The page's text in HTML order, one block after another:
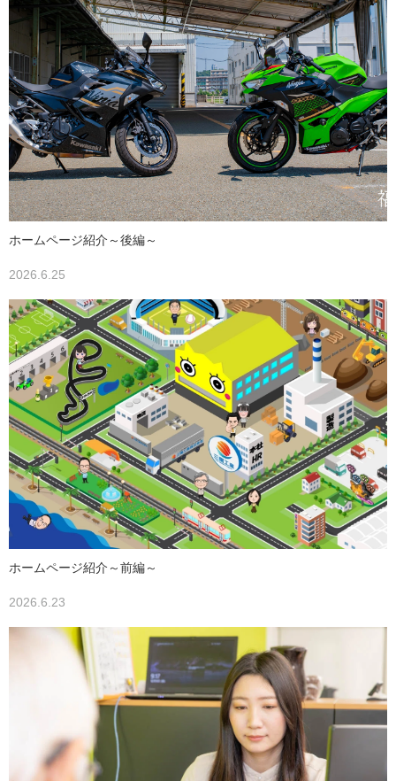
ホームページ紹介～後編～
2026.6.25
ホームページ紹介～前編～
2026.6.23